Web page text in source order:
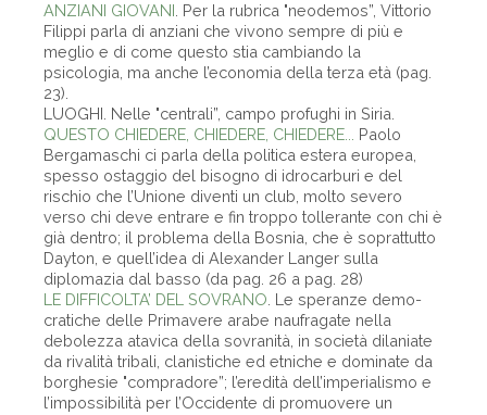
ANZIANI GIOVANI . Per la rubrica "neodemos”, Vittorio
Filippi parla di anziani che vivono sempre di più e
meglio e di come questo stia cambiando la
psicologia, ma anche l’economia della terza età (pag.
23).
LUOGHI. Nelle "centrali”, campo profughi in Siria.
QUESTO CHIEDERE, CHIEDERE, CHIEDERE...
Paolo
Bergamaschi ci parla della politica estera europea,
spesso ostaggio del bisogno di idrocarburi e del
rischio che l’Unione diventi un club, molto severo
verso chi deve entrare e fin troppo tollerante con chi è
già dentro; il problema della Bosnia, che è soprattutto
Dayton, e quell’idea di Alexander Langer sulla
diplomazia dal basso (da pag. 26 a pag. 28)
LE DIFFICOLTA’ DEL SOVRANO . Le speranze demo­
cratiche delle Primavere arabe naufragate nella
debolezza atavica della sovranità, in società dilaniate
da rivalità tribali, clanistiche ed etniche e dominate da
borghesie "com­pradore”; l’eredità dell’imperialismo e
l’impossibilità per l’Occidente di promuovere un